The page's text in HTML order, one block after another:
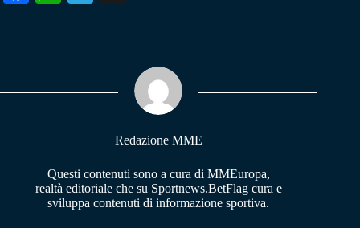
pp m
Redazione MME
Questi contenuti sono a cura di MMEuropa,
realtà editoriale che su Sportnews.BetFlag cura e
sviluppa contenuti di informazione sportiva.